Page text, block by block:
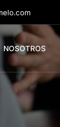
NOSOTROS